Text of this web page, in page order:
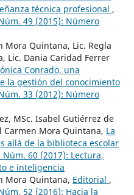
técnica profesional ,
49 (2015): Número
Mora Quintana, Lic. Regla
Lic. Dania Caridad Ferrer
Conrado, una
la gestión del conocimiento
33 (2012): Número
MSc. Isabel Gutiérrez de
Carmen Mora Quintana, La
allá de la biblioteca escolar
Núm. 60 (2017): Lectura,
e inteligencia
Mora Quintana, Editorial ,
52 (2016): Hacia la